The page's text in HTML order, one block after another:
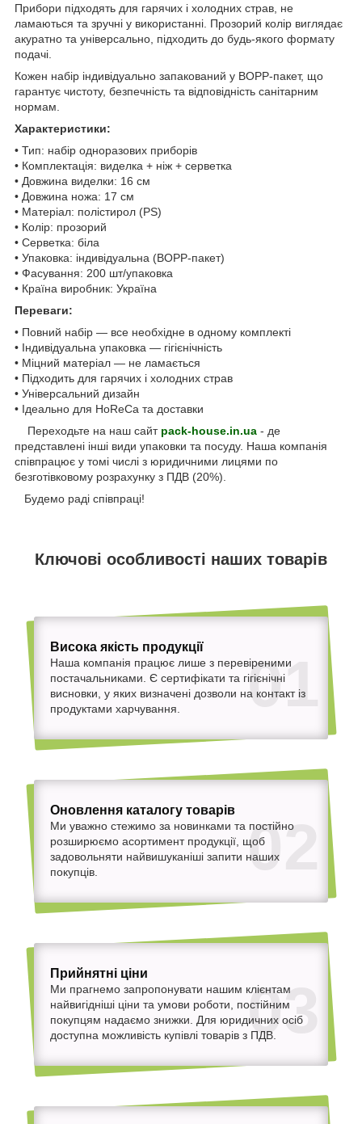
Прибори підходять для гарячих і холодних страв, не
ламаються та зручні у використанні. Прозорий колір виглядає
акуратно та універсально, підходить до будь-якого формату
подачі.
Кожен набір індивідуально запакований у BOPP-пакет, що
гарантує чистоту, безпечність та відповідність санітарним
нормам.
Характеристики:
• Тип: набір одноразових приборів
• Комплектація: виделка + ніж + серветка
• Довжина виделки: 16 см
• Довжина ножа: 17 см
• Матеріал: полістирол (PS)
• Колір: прозорий
• Серветка: біла
• Упаковка: індивідуальна (BOPP-пакет)
• Фасування: 200 шт/упаковка
• Країна виробник: Україна
Переваги:
• Повний набір — все необхідне в одному комплекті
• Індивідуальна упаковка — гігієнічність
• Міцний матеріал — не ламається
• Підходить для гарячих і холодних страв
• Універсальний дизайн
• Ідеально для HoReCa та доставки
Переходьте на наш сайт pack-house.in.ua - де
представлені інші види упаковки та посуду. Наша компанія
співпрацює у томі числі з юридичними лицями по
безготівковому розрахунку з ПДВ (20%).
Будемо раді співпраці!
Ключові особливості наших товарів
01
Висока якість продукції
Наша компанія працює лише з перевіреними
постачальниками. Є сертифікати та гігієнічні
висновки, у яких визначені дозволи на контакт із
продуктами харчування.
02
Оновлення каталогу товарів
Ми уважно стежимо за новинками та постійно
розширюємо асортимент продукції, щоб
задовольняти найвишуканіші запити наших
покупців.
03
Прийнятні ціни
Ми прагнемо запропонувати нашим клієнтам
найвигідніші ціни та умови роботи, постійним
покупцям надаємо знижки. Для юридичних осіб
доступна можливість купівлі товарів з ПДВ.